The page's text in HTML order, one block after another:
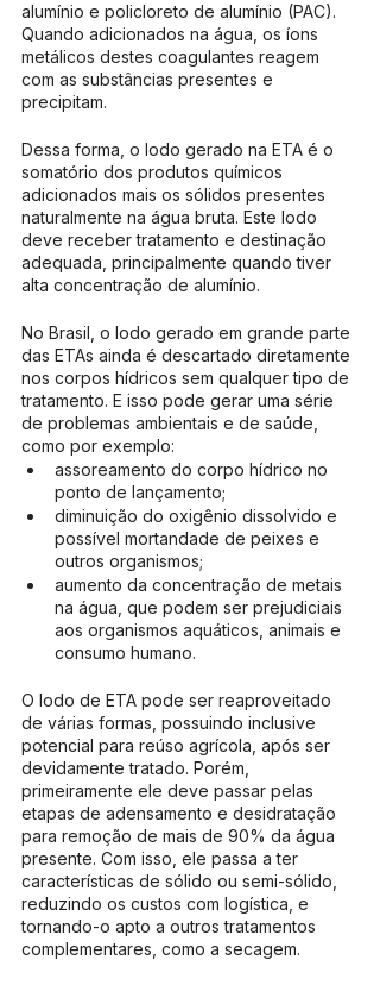
alumínio e policloreto de alumínio (PAC).
Quando adicionados na água, os íons
metálicos destes coagulantes reagem
com as substâncias presentes e
precipitam.
Dessa forma, o lodo gerado na ETA é o
somatório dos produtos químicos
adicionados mais os sólidos presentes
naturalmente na água bruta. Este lodo
deve receber tratamento e destinação
adequada, principalmente quando tiver
alta concentração de alumínio.
No Brasil, o lodo gerado em grande parte
das ETAs ainda é descartado diretamente
nos corpos hídricos sem qualquer tipo de
tratamento. E isso pode gerar uma série
de problemas ambientais e de saúde,
como por exemplo:
assoreamento do corpo hídrico no
ponto de lançamento;
diminuição do oxigênio dissolvido e
possível mortandade de peixes e
outros organismos;
aumento da concentração de metais
na água, que podem ser prejudiciais
aos organismos aquáticos, animais e
consumo humano.
O lodo de ETA pode ser reaproveitado
de várias formas, possuindo inclusive
potencial para reúso agrícola, após ser
devidamente tratado. Porém,
primeiramente ele deve passar pelas
etapas de adensamento e desidratação
para remoção de mais de 90% da água
presente. Com isso, ele passa a ter
características de sólido ou semi-sólido,
reduzindo os custos com logística, e
tornando-o apto a outros tratamentos
complementares, como a secagem.